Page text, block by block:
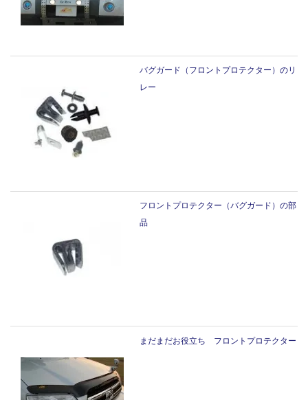
バグガード（フロントプロテクター）のリ
レー
フロントプロテクター（バグガード）の部
品
まだまだお役立ち フロントプロテクター